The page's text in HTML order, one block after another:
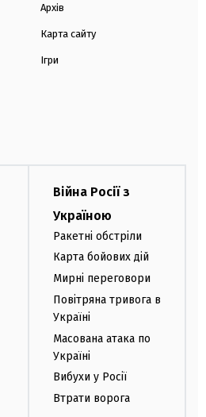
Архів
Карта сайту
Ігри
Війна Росії з
Україною
Ракетні обстріли
Карта бойових дій
Мирні переговори
Повітряна тривога в
Україні
Масована атака по
Україні
Вибухи у Росії
Втрати ворога